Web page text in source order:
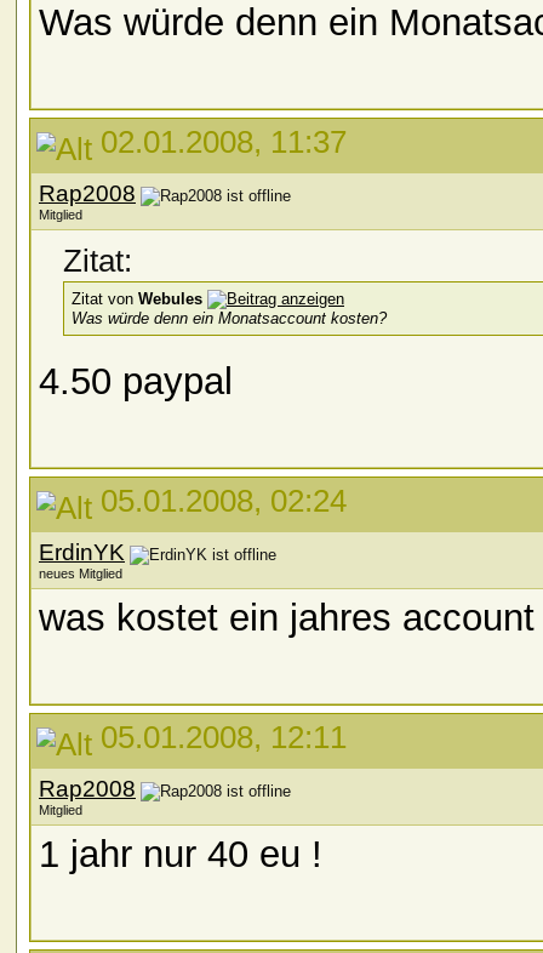
Was würde denn ein
02.01.2008, 11:37
Rap2008
Mitglied
Zitat:
Zitat von Webules
Was würde denn ein Monatsaccount kosten?
4.50 paypal
05.01.2008, 02:24
ErdinYK
neues Mitglied
was kostet ein jahres account
05.01.2008, 12:11
Rap2008
Mitglied
1 jahr nur 40 eu !